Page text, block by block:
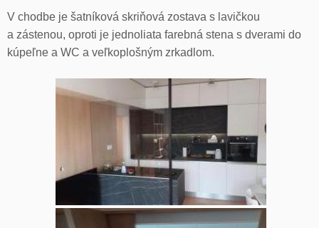
V chodbe je šatníková skriňová zostava s lavičkou
a zástenou, oproti je jednoliata farebná stena s dverami do
kúpeľne a WC a veľkoplošným zrkadlom.